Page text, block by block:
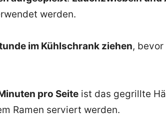
werden.
im Kühlschrank ziehen, bevor
pro Seite ist das gegrillte
Ramen serviert werden.